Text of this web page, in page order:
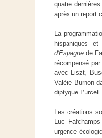
quatre
après un report
La
hispaniques
d'Espagne de
récompensé
avec Liszt,
Valère Burnon
diptyque
Les créations
Luc
urgence